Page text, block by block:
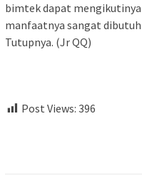
bimtek dapat
manfaatnya sangat
Tutupnya. (Jr QQ)
Post Views: 396